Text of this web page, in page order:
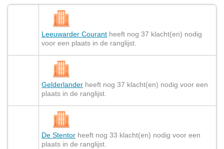
Leeuwarder Courant heeft nog 37 klacht(en) nodig
voor een plaats in de ranglijst.
Gelderlander heeft nog 37 klacht(en) nodig voor een
plaats in de ranglijst.
De Stentor heeft nog 33 klacht(en) nodig voor een
plaats in de ranglijst.